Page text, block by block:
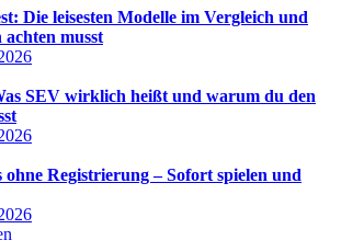
Die leisesten Modelle im Vergleich und
musst
SEV wirklich heißt und warum du den
ohne Registrierung – Sofort spielen und